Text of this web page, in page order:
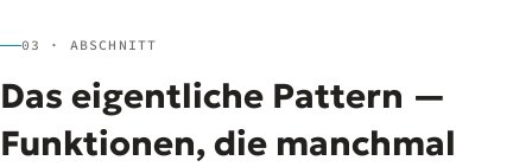
03 · ABSCHNITT
Das eigentliche Pattern —
Funktionen, die manchmal